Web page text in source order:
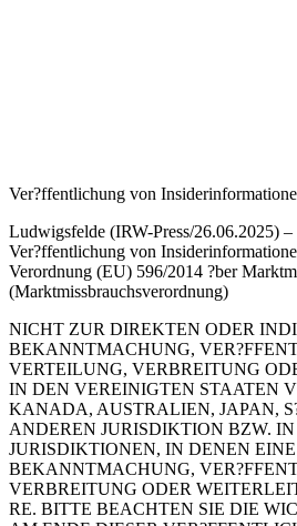
Ver?ffentlichung von
Ludwigsfelde (IRW-Press/26.06.2025) –
Ver?ffentlichung von
Verordnung (EU) 596/2014 ?ber
(Marktmissbrauchsverordnung)
NICHT ZUR DIREKTEN ODER
BEKANNTMACHUNG,
VERTEILUNG, VERBREITUNG
IN DEN VEREINIGTEN STAATEN
KANADA, AUSTRALIEN, JAPAN,
ANDEREN JURISDIKTION BZW.
JURISDIKTIONEN, IN DENEN
BEKANNTMACHUNG,
VERBREITUNG ODER
RE. BITTE BEACHTEN SIE DIE